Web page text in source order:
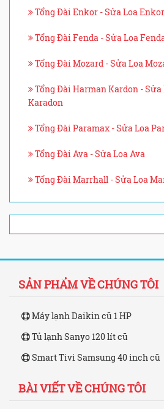
Tổng Đài Enkor - Sửa Loa Enkor
Tổng Đài Fenda - Sửa Loa
Tổng Đài Mozard - Sửa Loa
Tổng Đài Harman Kardon -
Karadon
Tổng Đài Paramax - Sửa Loa
Tổng Đài Ava - Sửa Loa Ava
Tổng Đài Marrhall - Sửa Loa
SẢN PHẨM VỀ CHÚNG TÔI
Máy lạnh Daikin cũ 1 HP
Tủ lạnh Sanyo 120 lít cũ
Smart Tivi Samsung 40 inch cũ
BÀI VIẾT VỀ CHÚNG TÔI